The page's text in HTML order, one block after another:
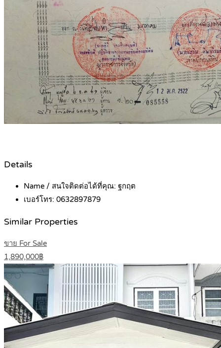
Details
Name / สนใจติดต่อได้ที่คุณ: ฐกฤต
เบอร์โทร: 0632897879
Similar Properties
ขาย For Sale
1,890,000฿